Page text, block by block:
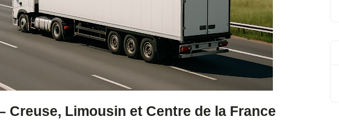
Creuse, Limousin et Centre de la France